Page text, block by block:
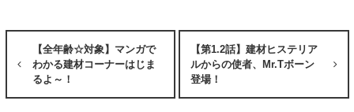
【全年齢☆対象】マンガで
わかる建材コーナーはじま
るよ～！
【第1.2話】建材ヒステリア
ルからの使者、Mr.Tボーン
登場！